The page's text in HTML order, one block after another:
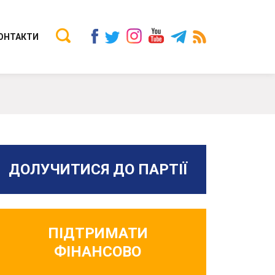
ДОЛУЧИТИСЯ ДО ПАРТІЇ
ПІДТРИМАТИ
ФІНАНСОВО